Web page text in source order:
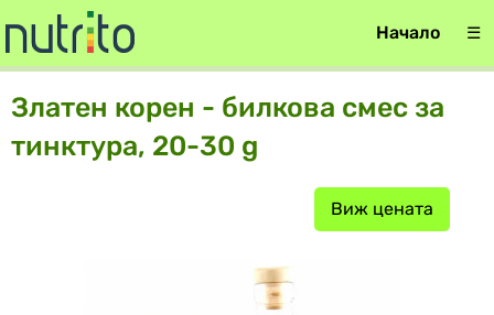
Начало ☰
Златен корен - билкова смес за
тинктура, 20-30 g
Виж цената